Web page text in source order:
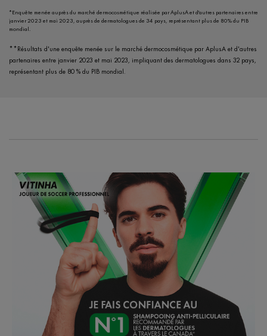
*Enquête menée auprès du marché dermocosmétique réalisée par AplusA et d'autres partenaires entre
janvier 2023 et mai 2023, auprès de dermatologues de 34 pays, représentant plus de 80% du PIB
mondial.
**Résultats d'une enquête menée sur le marché dermocosmétique par AplusA et d'autres
partenaires entre janvier 2023 et mai 2023, impliquant des dermatologues dans 32 pays,
représentant plus de 80 % du PIB mondial.